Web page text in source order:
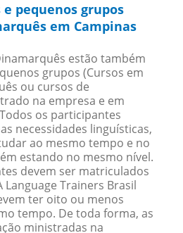
pequenos grupos
em Campinas
estão também
grupos (Cursos em
ou cursos de
na empresa e em
os participantes
necessidades linguísticas,
ao mesmo tempo e no
estando no mesmo nível.
devem ser matriculados
Trainers Brasil
ter oito ou menos
tempo. De toda forma, as
ministradas na